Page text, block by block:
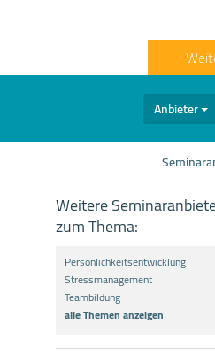
Anbieter
Weitere
zum Thema:
Persönlichkeitsentwicklung
Stressmanagement
Teambildung
alle Themen anzeigen